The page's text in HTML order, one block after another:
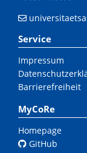
Service
Impressum
Barrierefreiheit
MyCoRe
Homepage
GitHub